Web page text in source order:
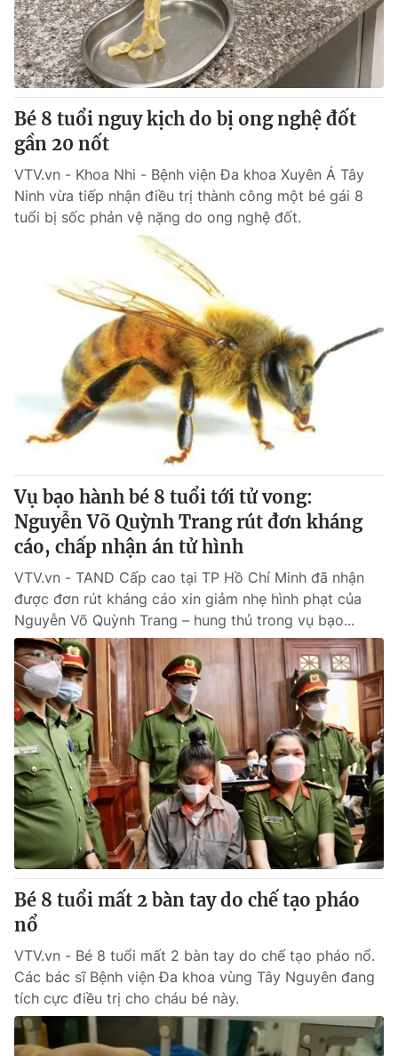
Sản phẩm
Thị trường
Tư vấn
Lịch phát sóng
Chuyên mục khác
Emagazine
Photo Infographic
VTV Money VTV Thể thao
VTV Sức khoẻ Bất động sản
Thị trường 24h Tấm lòng Việt
VTV9
Liên hệ tòa soạn
THỜI BÁO VTV
Theo dõi báo trên
Cơ quan chủ quản:
Đài Truyền hình Việt Nam
Cơ quan báo chí:Thời báo VTV
Giấy phép hoạt động báo in và báo điện tử số 483/GP-BTTTT
cấp ngày 29/12/2023
Tổng Biên tập: Vũ Thanh Thủy
Phó Tổng Biên tập:Nguyễn Thị Mỹ Hạnh, Phạm Quốc Thắng,
Nguyễn Trọng Ninh
Tổng đài VTV:
Ðiện thoại Thời báo VTV:024.66 897 897
Email:toasoan@vtv.vn
Liên hệ quảng cáo:024-7300.7108
Bé 8 tuổi nguy kịch do bị ong nghệ đốt
gần 20 nốt
VTV.vn - Khoa Nhi - Bệnh viện Đa khoa Xuyên Á Tây
Ninh vừa tiếp nhận điều trị thành công một bé gái 8
tuổi bị sốc phản vệ nặng do ong nghệ đốt.
Vụ bạo hành bé 8 tuổi tới tử vong:
Nguyễn Võ Quỳnh Trang rút đơn kháng
cáo, chấp nhận án tử hình
VTV.vn - TAND Cấp cao tại TP Hồ Chí Minh đã nhận
được đơn rút kháng cáo xin giảm nhẹ hình phạt của
Nguyễn Võ Quỳnh Trang – hung thủ trong vụ bạo...
Bé 8 tuổi mất 2 bàn tay do chế tạo pháo
nổ
VTV.vn - Bé 8 tuổi mất 2 bàn tay do chế tạo pháo nổ.
Các bác sĩ Bệnh viện Đa khoa vùng Tây Nguyên đang
tích cực điều trị cho cháu bé này.